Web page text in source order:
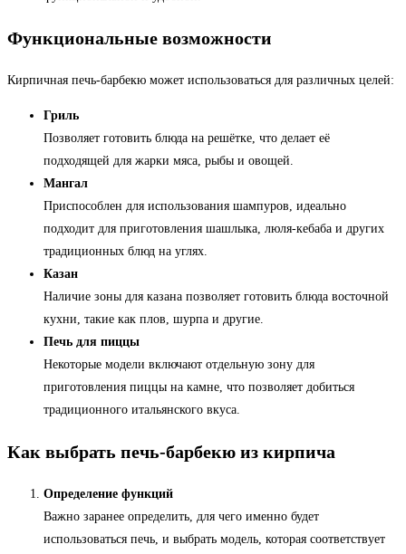
Функциональные возможности
Кирпичная печь-барбекю может использоваться для различных целей:
Гриль
Позволяет готовить блюда на решётке, что делает её
подходящей для жарки мяса, рыбы и овощей.
Мангал
Приспособлен для использования шампуров, идеально
подходит для приготовления шашлыка, люля-кебаба и других
традиционных блюд на углях.
Казан
Наличие зоны для казана позволяет готовить блюда восточной
кухни, такие как плов, шурпа и другие.
Печь для пиццы
Некоторые модели включают отдельную зону для
приготовления пиццы на камне, что позволяет добиться
традиционного итальянского вкуса.
Как выбрать печь-барбекю из кирпича
Определение функций
Важно заранее определить, для чего именно будет
использоваться печь, и выбрать модель, которая соответствует